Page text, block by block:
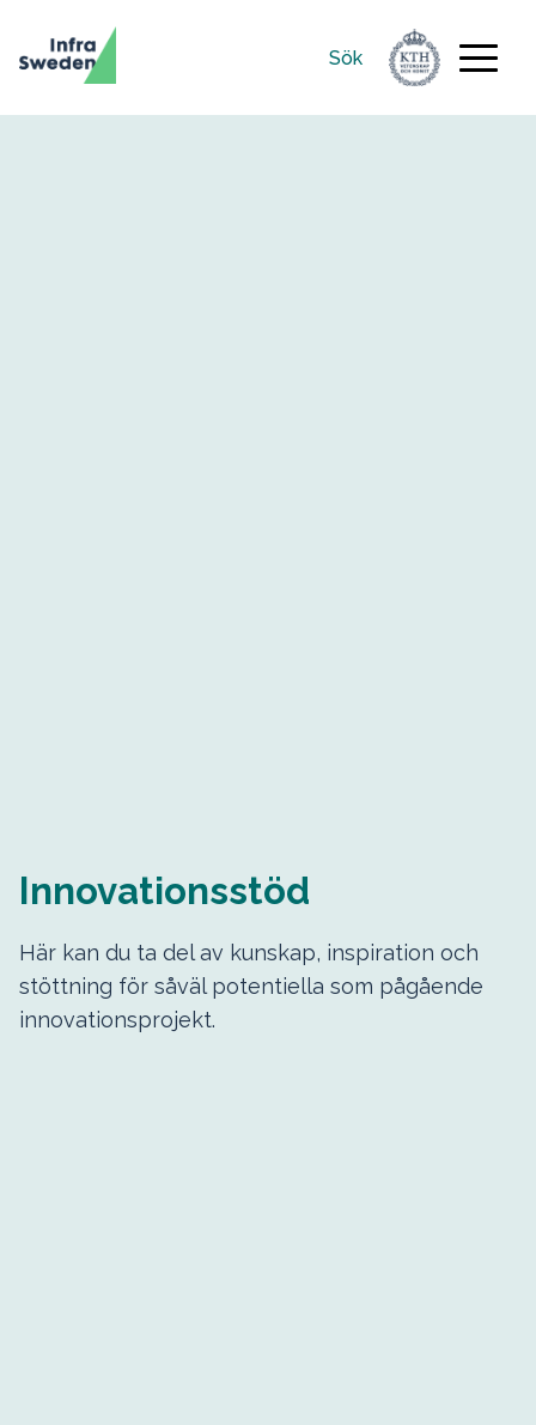
Sök
Sök
efter:
Innovationsstöd
Här kan du ta del av kunskap, inspiration och
stöttning för såväl potentiella som pågående
innovationsprojekt.